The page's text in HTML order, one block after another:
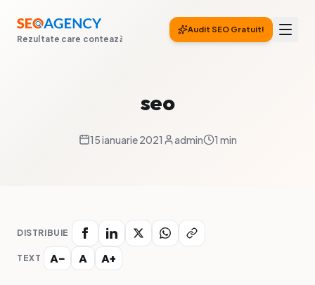
Rezultate care contează
Audit SEO Gratuit!
seo
15 ianuarie 2021 admin 1 min
DISTRIBUIE
TEXT A− A A+